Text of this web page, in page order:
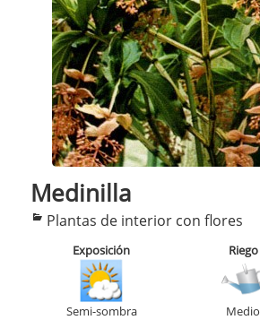
Medinilla
Categorías
Plantas de interior con flores
Exposición
Semi-sombra
Riego
Medio